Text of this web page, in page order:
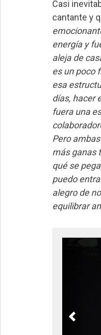
Casi
cantante y
energía y
aleja de
es un poco
esa
días, hacer
fuera una
Pero
más ganas
qué se
puedo
alegro de
equilibrar
Previous